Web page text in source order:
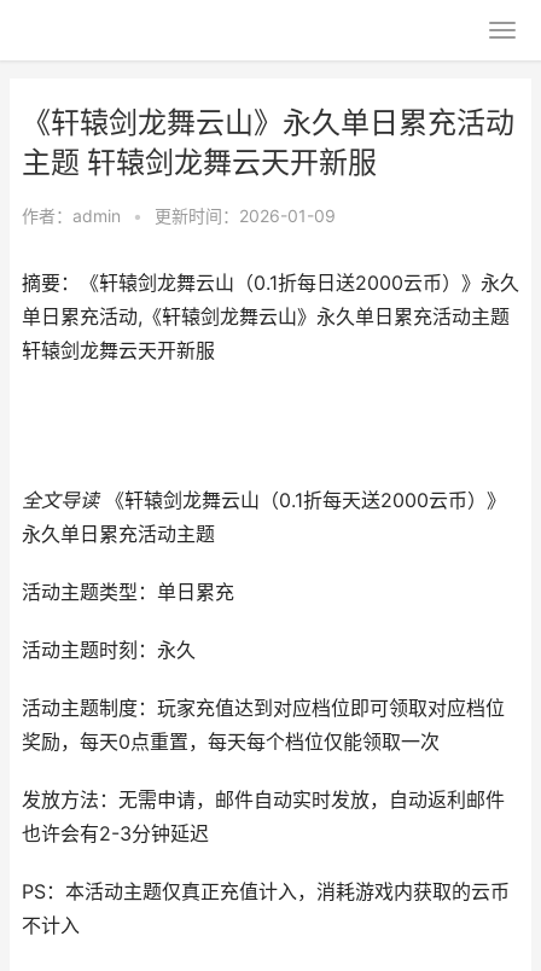
《轩辕剑龙舞云山》永久单日累充活动
主题 轩辕剑龙舞云天开新服
作者： admin • 更新时间：2026-01-09
摘要：《轩辕剑龙舞云山（0.1折每日送2000云币）》永久
单日累充活动,《轩辕剑龙舞云山》永久单日累充活动主题
轩辕剑龙舞云天开新服
全文导读《轩辕剑龙舞云山（0.1折每天送2000云币）》
永久单日累充活动主题
活动主题类型：单日累充
活动主题时刻：永久
活动主题制度：玩家充值达到对应档位即可领取对应档位
奖励，每天0点重置，每天每个档位仅能领取一次
发放方法：无需申请，邮件自动实时发放，自动返利邮件
也许会有2-3分钟延迟
PS：本活动主题仅真正充值计入，消耗游戏内获取的云币
不计入